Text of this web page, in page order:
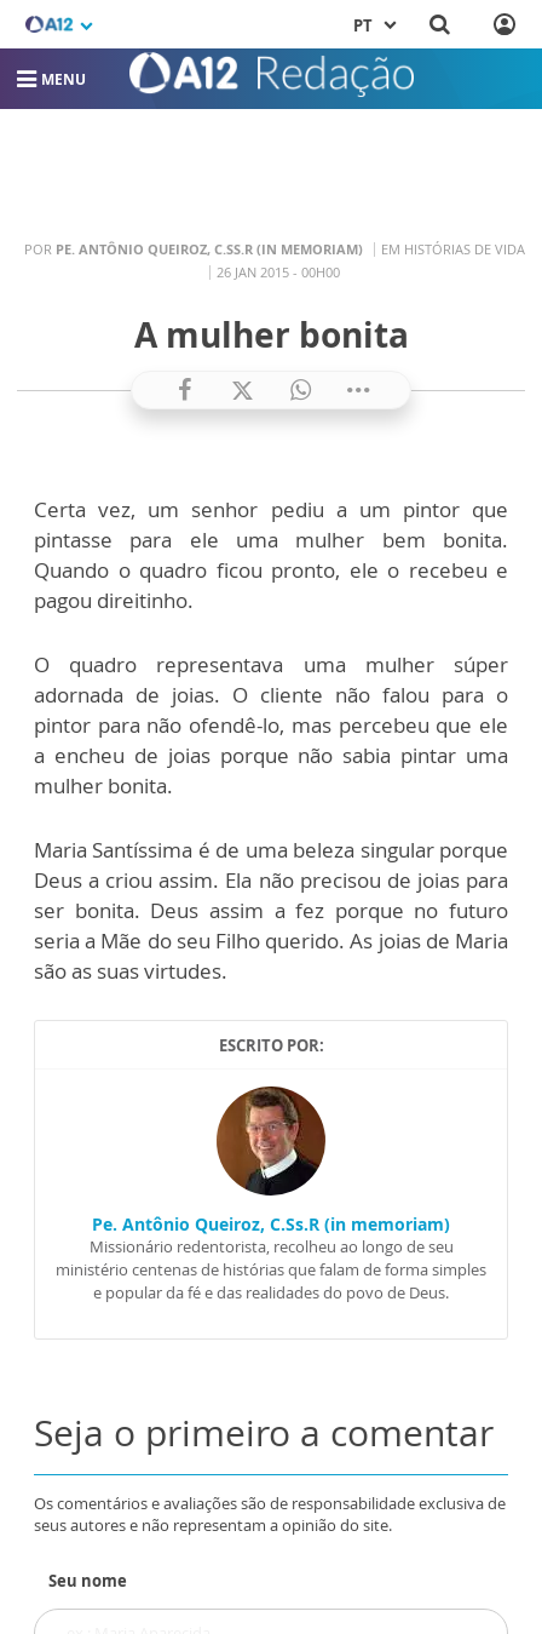
PT
MENU
POR PE. ANTÔNIO QUEIROZ, C.SS.R (IN MEMORIAM)
EM HISTÓRIAS DE VIDA
26 JAN 2015 - 00H00
A mulher bonita
Certa vez, um senhor pediu a um pintor que
pintasse para ele uma mulher bem bonita.
Quando o quadro ficou pronto, ele o recebeu e
pagou direitinho.
O quadro representava uma mulher súper
adornada de joias. O cliente não falou para o
pintor para não ofendê-lo, mas percebeu que ele
a encheu de joias porque não sabia pintar uma
mulher bonita.
Maria Santíssima é de uma beleza singular porque
Deus a criou assim. Ela não precisou de joias para
ser bonita. Deus assim a fez porque no futuro
seria a Mãe do seu Filho querido. As joias de Maria
são as suas virtudes.
ESCRITO POR:
Pe. Antônio Queiroz, C.Ss.R (in memoriam)
Missionário redentorista, recolheu ao longo de seu
ministério centenas de histórias que falam de forma simples
e popular da fé e das realidades do povo de Deus.
Seja o primeiro a comentar
Os comentários e avaliações são de responsabilidade exclusiva de
seus autores e não representam a opinião do site.
Seu nome